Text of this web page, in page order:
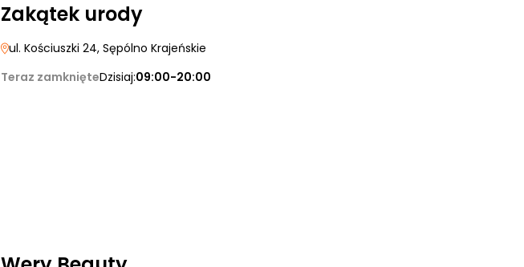
Zakątek urody
ul. Kościuszki 24, Sępólno Krajeńskie
Teraz zamknięteDzisiaj:09:00-20:00